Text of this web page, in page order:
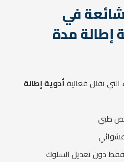
في
إطالة مدة
تقلل فعاليةأدوية إطالة
طبي
فقط دون تعديل السلوك